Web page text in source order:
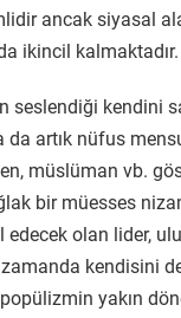
ancak siyasal
ikincil kalmaktadır.
seslendiği kendini
da artık nüfus
müslüman vb.
bir müesses
edecek olan lider,
zamanda kendisini
popülizmin yakın